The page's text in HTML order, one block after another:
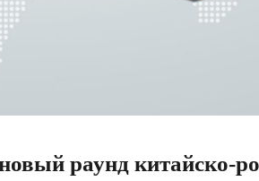
раунд китайско-